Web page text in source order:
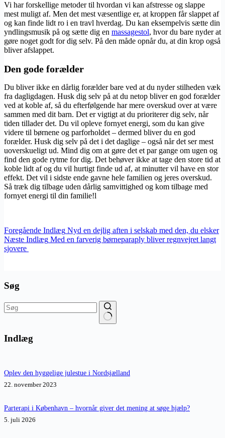
Vi har forskellige metoder til hvordan vi kan afstresse og slappe
mest muligt af. Men det mest væsentlige er, at kroppen får slappet af
og kan finde lidt ro i en travl hverdag. Du kan eksempelvis sætte din
yndlingsmusik på og sætte dig en massagestol, hvor du bare nyder at
gøre noget godt for dig selv. På den måde opnår du, at din krop også
bliver afslappet.
Den gode forælder
Du bliver ikke en dårlig forælder bare ved at du nyder stilheden væk
fra dagligdagen. Husk dig selv på at du netop bliver en god forælder
ved at koble af, så du efterfølgende har mere overskud over at være
sammen med dit barn. Det er vigtigt at du prioriterer dig selv, når
tiden tillader det. Du vil opleve fornyet energi, som du kan give
videre til børnene og parforholdet – dermed bliver du en god
forælder. Husk dig selv på det i det daglige – også når det ser mest
uoverskueligt ud. Mind dig om at gøre det et par gange om ugen og
find den gode rytme for dig. Det behøver ikke at tage den store tid at
koble lidt af og du vil hurtigt finde ud af, at minutter vil have en stor
effekt. Det vil i sidste ende gavne hele familien og jeres overskud.
Så træk dig tilbage uden dårlig samvittighed og kom tilbage med
fornyet energi til din familie!l
Foregående Indlæg Nyd en dejlig aften i selskab med den, du elsker
Næste Indlæg Med en farverig børneparaply bliver regnvejret langt
sjovere
Søg
resultater
Indlæg
Oplev den hyggelige julestue i Nordsjælland
22. november 2023
Parterapi i København – hvornår giver det mening at søge hjælp?
5. juli 2026